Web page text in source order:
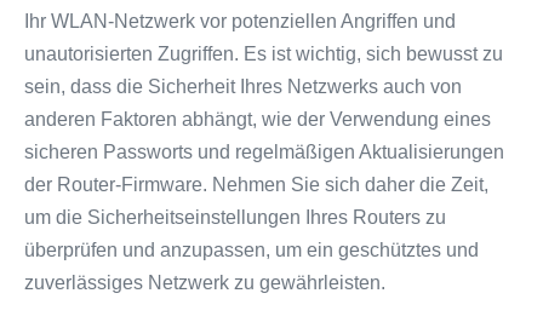
Ihr WLAN-Netzwerk vor potenziellen Angriffen und
unautorisierten Zugriffen. Es ist wichtig, sich bewusst zu
sein, dass die Sicherheit Ihres Netzwerks auch von
anderen Faktoren abhängt, wie der Verwendung eines
sicheren Passworts und regelmäßigen Aktualisierungen
der Router-Firmware. Nehmen Sie sich daher die Zeit,
um die Sicherheitseinstellungen Ihres Routers zu
überprüfen und anzupassen, um ein geschütztes und
zuverlässiges Netzwerk zu gewährleisten.